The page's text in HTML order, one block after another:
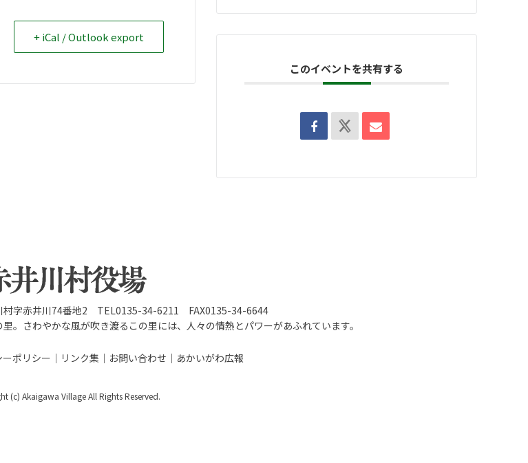
+ iCal / Outlook export
このイベントを共有する
村字赤井川74番地2 TEL0135-34-6211 FAX0135-34-6644
。さわやかな風が吹き渡るこの里には、人々の情熱とパワーがあふれています。
ポリシー リンク集 お問い合わせ あかいがわ広報
(c) Akaigawa Village All Rights Reserved.